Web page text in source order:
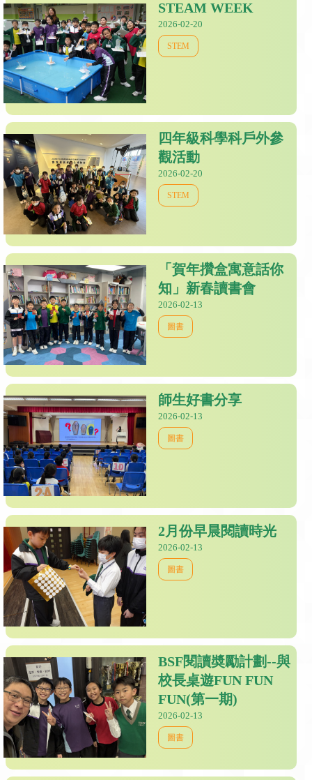
STEAM WEEK
2026-02-20
STEM
四年級科學科戶外參
觀活動
2026-02-20
STEM
「賀年攢盒寓意話你
知」新春讀書會
2026-02-13
圖書
師生好書分享
2026-02-13
圖書
2月份早晨閱讀時光
2026-02-13
圖書
BSF閱讀奬勵計劃--與
校長桌遊FUN FUN
FUN(第一期)
2026-02-13
圖書